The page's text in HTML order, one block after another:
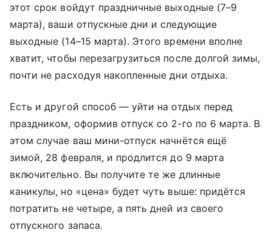
этот срок войдут праздничные выходные (7–9
марта), ваши отпускные дни и следующие
выходные (14–15 марта). Этого времени вполне
хватит, чтобы перезагрузиться после долгой зимы,
почти не расходуя накопленные дни отдыха.
Есть и другой способ — уйти на отдых перед
праздником, оформив отпуск со 2-го по 6 марта. В
этом случае ваш мини-отпуск начнётся ещё
зимой, 28 февраля, и продлится до 9 марта
включительно. Вы получите те же длинные
каникулы, но «цена» будет чуть выше: придётся
потратить не четыре, а пять дней из своего
отпускного запаса.